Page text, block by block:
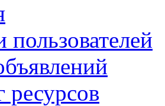
пользователей
ресурсов